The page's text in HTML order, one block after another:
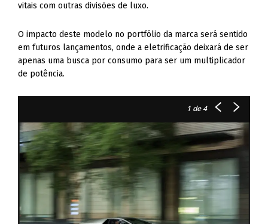
vitais com outras divisões de luxo.
O impacto deste modelo no portfólio da marca será sentido
em futuros lançamentos, onde a eletrificação deixará de ser
apenas uma busca por consumo para ser um multiplicador
de potência.
1de 4